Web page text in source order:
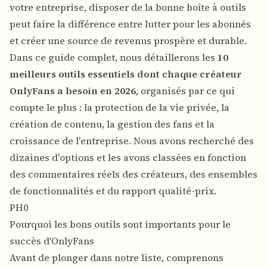
votre entreprise, disposer de la bonne boîte à outils
peut faire la différence entre lutter pour les abonnés
et créer une source de revenus prospère et durable.
Dans ce guide complet, nous détaillerons les 10
meilleurs outils essentiels dont chaque créateur
OnlyFans a besoin en 2026, organisés par ce qui
compte le plus : la protection de la vie privée, la
création de contenu, la gestion des fans et la
croissance de l'entreprise. Nous avons recherché des
dizaines d'options et les avons classées en fonction
des commentaires réels des créateurs, des ensembles
de fonctionnalités et du rapport qualité-prix.
PH0
Pourquoi les bons outils sont importants pour le
succès d'OnlyFans
Avant de plonger dans notre liste, comprenons